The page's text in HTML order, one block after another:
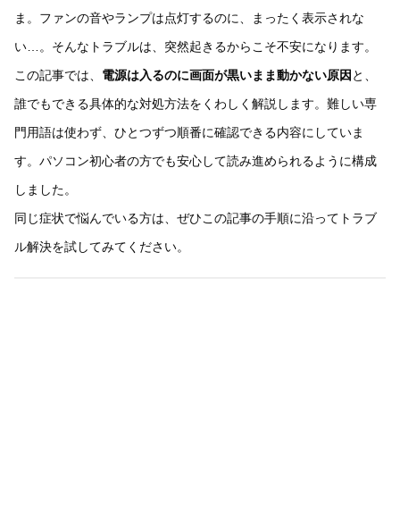
ま。ファンの音やランプは点灯するのに、まったく表示されな
い…。そんなトラブルは、突然起きるからこそ不安になります。
この記事では、 電源は入るのに画面が黒いまま動かない原因 と、
誰でもできる具体的な対処方法をくわしく解説します。難しい専
門用語は使わず、ひとつずつ順番に確認できる内容にしていま
す。パソコン初心者の方でも安心して読み進められるように構成
しました。
同じ症状で悩んでいる方は、ぜひこの記事の手順に沿ってトラブ
ル解決を試してみてください。